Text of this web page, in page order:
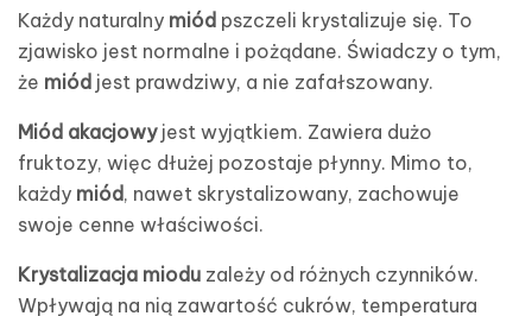
Każdy naturalny miód pszczeli krystalizuje się. To
zjawisko jest normalne i pożądane. Świadczy o tym,
że miód jest prawdziwy, a nie zafałszowany.
Miód akacjowyjest wyjątkiem. Zawiera dużo
fruktozy, więc dłużej pozostaje płynny. Mimo to,
każdy miód, nawet skrystalizowany, zachowuje
swoje cenne właściwości.
Krystalizacja miodu zależy od różnych czynników.
Wpływają na nią zawartość cukrów, temperatura